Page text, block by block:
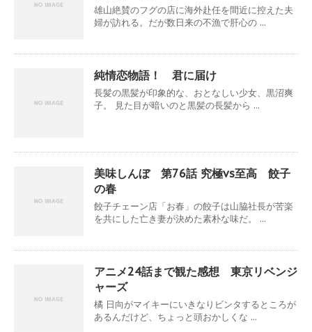
雄山絶賛のフグの店に海外赴任を間近に控えた夫
婦が訪れる。だが数日来の不漁で肝心の ...
純情恋物語！ 君に届け
長髪の黒髪が印象的な、おとなしい少女、黒沼爽
子。 見た目が暗いのと黒髪の長髪から ...
美味しんぼ 第76話 究極vs至高 餃子
の春
餃子チェーン店「お春」の餃子は山脇社長が苦楽
を共にした亡き妻が決めた素朴な味だ。 ...
アニメ24話まで観た感想 東京リベンジ
ャーズ
橘 日向がマイキーにいきなりビンタするところが
あるんだけど、ちょっと頭おかしくな ...